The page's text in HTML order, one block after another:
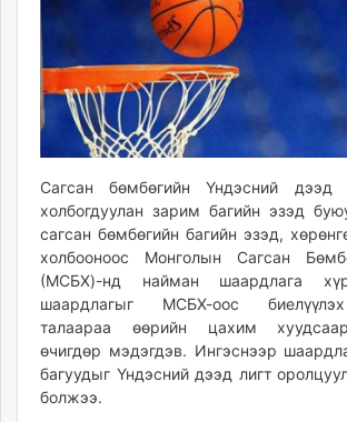
ikon.mn
mnb.mn
Livetv.mn
Eguur.mn
24tsag.mn
shuud.mn
eagle.mn
ergelt.mn
zarig.mn
today.mn
zuv.mn
mminfo.mn
ugluu.mn
urlag.mn
unen.mn
Сагсан бөмбөгийн Үндэсний дээд
холбогдуулан зарим багийн эзэд
сагсан бөмбөгийн багийн эзэд,
холбооноос Монголын Сагсан
(МСБХ)-нд найман шаардлага
шаардлагыг МСБХ-оос
талаараа өөрийн цахим
өчигдөр мэдэгдэв. Ингэснээр
багуудыг Үндэсний дээд лигт
болжээ.